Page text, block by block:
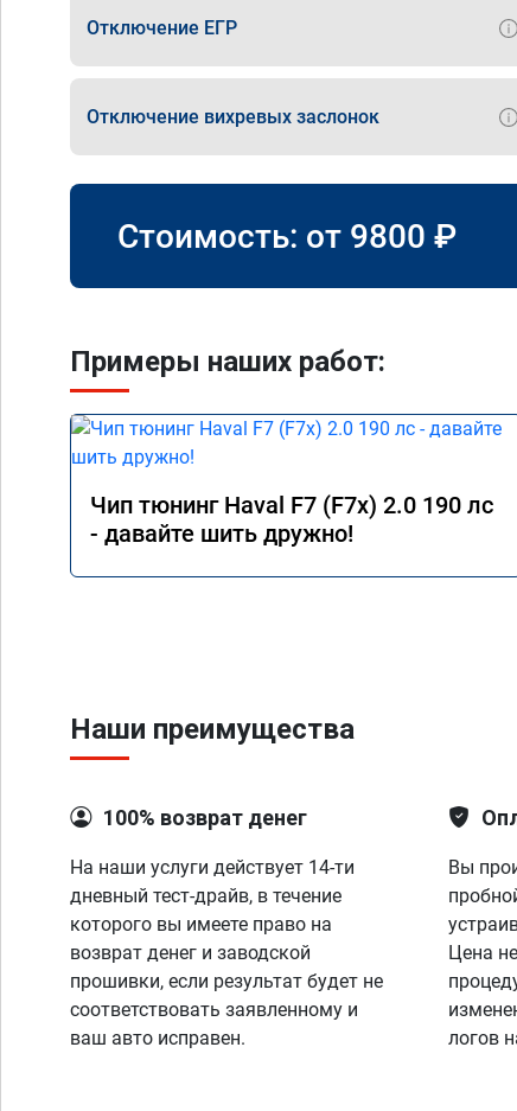
Отключение ЕГР
Отключение вихревых заслонок
Стоимость: от 9800 ₽
Примеры наших работ:
Чип тюнинг Haval F7 (F7x) 2.0 190 лс
- давайте шить дружно!
Наши преимущества
100% возврат денег
На наши услуги действует 14-ти
дневный тест-драйв, в течение
которого вы имеете право на
возврат денег и заводской
прошивки, если результат будет не
соответствовать заявленному и
ваш авто исправен.
Вы
Цена
логов